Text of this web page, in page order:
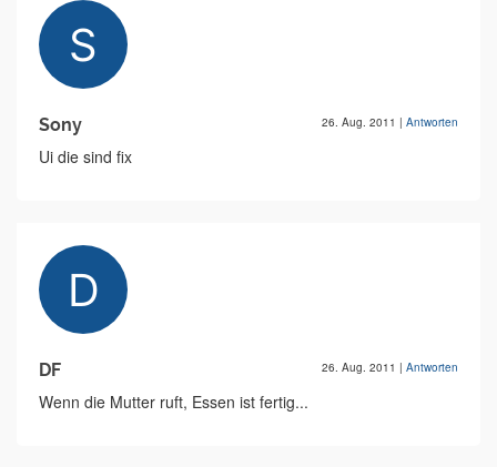
Sony 26. Aug. 2011 | Antworten
Ui die sind fix
DF 26. Aug. 2011 | Antworten
Wenn die Mutter ruft, Essen ist fertig...